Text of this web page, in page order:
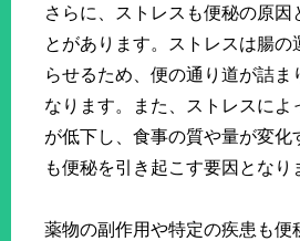
さらに、ストレスも便秘の原因
とがあります。ストレスは腸の
らせるため、便の通り道が詰ま
なります。また、ストレスによ
が低下し、食事の質や量が変化
も便秘を引き起こす要因となり
薬物の副作用や特定の疾患も便